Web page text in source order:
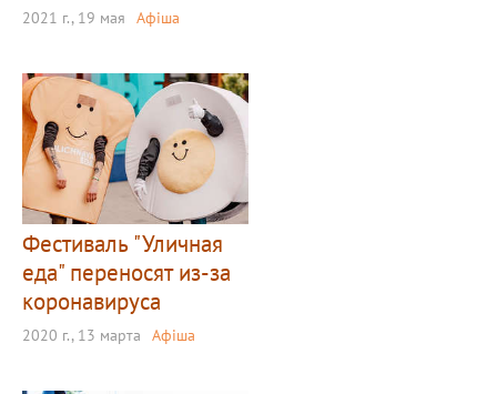
2021 г., 19 мая Афіша
Фестиваль "Уличная
еда" переносят из-за
коронавируса
2020 г., 13 марта Афіша